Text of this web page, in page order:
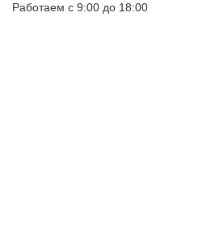
Работаем с 9:00 до 18:00